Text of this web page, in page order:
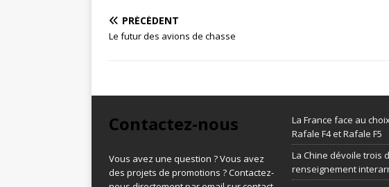
PRÉCÉDENT
Le futur des avions de chasse
Contactez-nous
Vous avez une question ? Vous avez
des projets de promotions ? Contactez-
La France face au
Rafale F4 et Rafale F5
La Chine dévoile trois
renseignement